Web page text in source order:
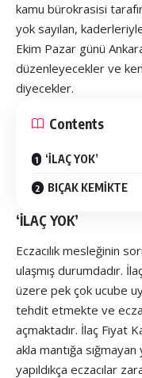
kamu bürokrasisi
yok sayılan,
Ekim Pazar günü
düzenleyecekler ve
diyecekler.
Contents
‘İLAÇ YOK’
BIÇAK KEMİKTE
‘İLAÇ YOK’
Eczacılık mesleğinin
ulaşmış durumdadır.
üzere pek çok ucube
tehdit etmekte ve
açmaktadır. İlaç Fiyat
akla mantığa
yapıldıkça eczacılar